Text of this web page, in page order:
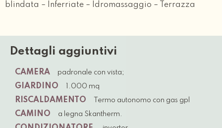
blindata – Inferriate – Idromassaggio – Terrazza
Dettagli aggiuntivi
CAMERA padronale con vista;
GIARDINO 1.000 mq
RISCALDAMENTO Termo autonomo con gas gpl
CAMINO a legna Skantherm.